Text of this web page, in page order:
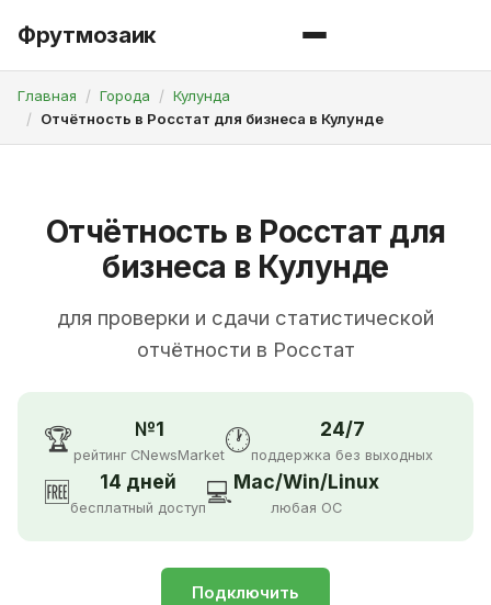
Фрутмозаик
Главная Города
Кулунда
Отчётность в Росстат для бизнеса в Кулунде
Отчётность в Росстат для
бизнеса в Кулунде
для проверки и сдачи статистической
отчётности в Росстат
🏆 №1
рейтинг CNewsMarket🕐 24/7
поддержка без выходных
🆓 14 дней
бесплатный доступ💻Mac/Win/Linux
любая ОС
Подключить